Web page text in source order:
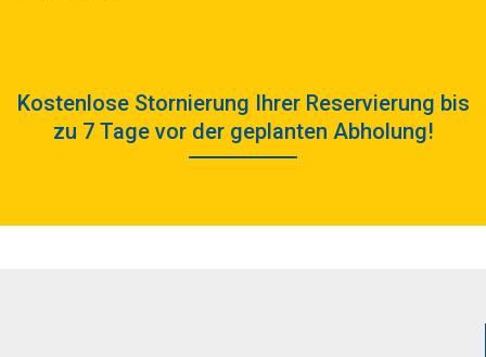
Kostenlose Stornierung Ihrer Reservierung bis
zu 7 Tage vor der geplanten Abholung!